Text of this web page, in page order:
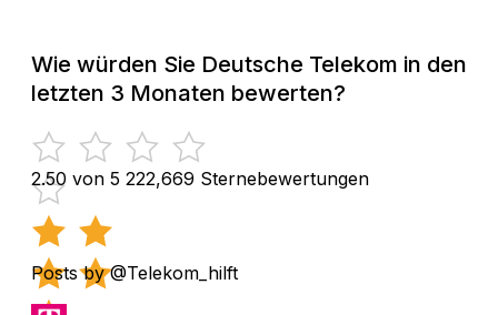
Wie würden Sie Deutsche Telekom in den
letzten 3 Monaten bewerten?
2.50 von 5 222,669 Sternebewertungen
Posts by @Telekom_hilft